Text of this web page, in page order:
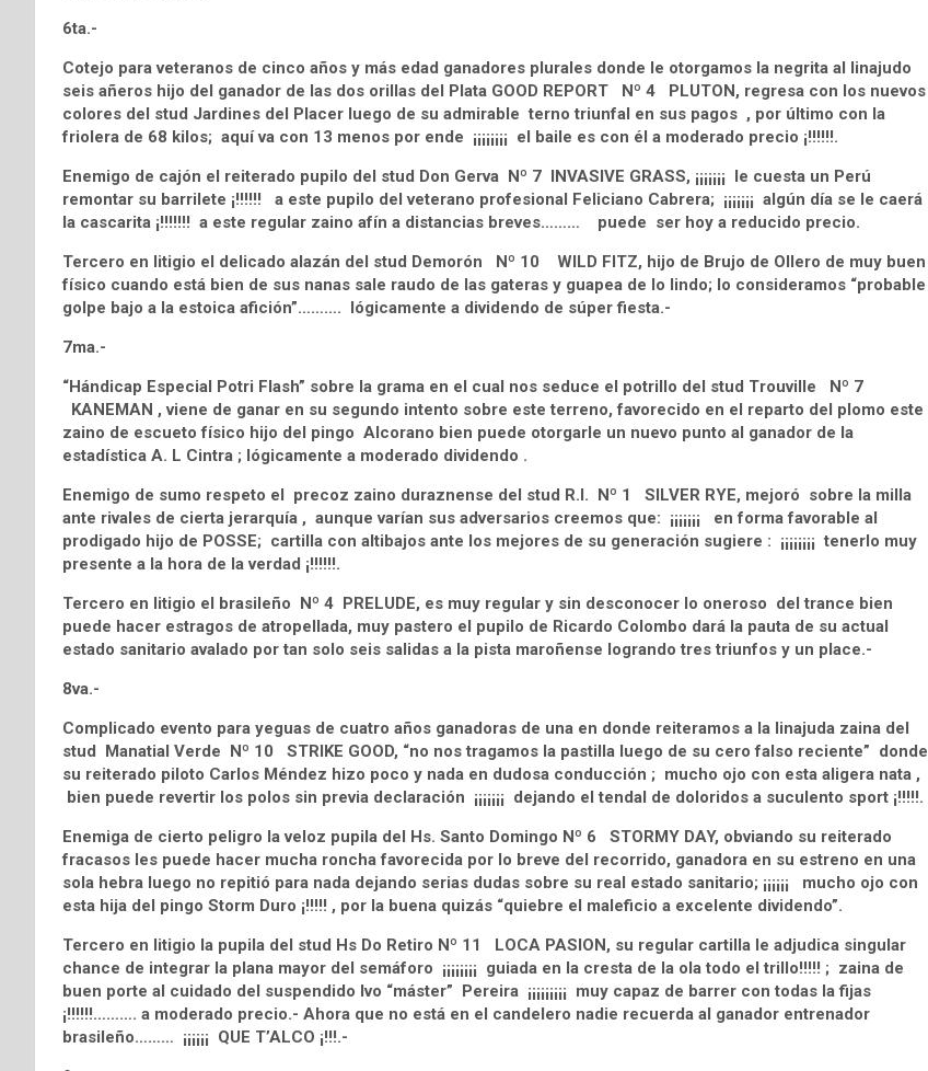
6ta.-
Cotejo para veteranos de cinco años y más edad ganadores plurales donde le otorgamos la negrita al linajudo
seis añeros hijo del ganador de las dos orillas del Plata GOOD REPORT Nº 4 PLUTON, regresa con los nuevos
colores del stud Jardines del Placer luego de su admirable terno triunfal en sus pagos , por último con la
friolera de 68 kilos; aquí va con 13 menos por ende ¡¡¡¡¡¡¡¡ el baile es con él a moderado precio ¡!!!!!!.
Enemigo de cajón el reiterado pupilo del stud Don Gerva Nº 7 INVASIVE GRASS, ¡¡¡¡¡¡¡ le cuesta un Perú
remontar su barrilete ¡!!!!!! a este pupilo del veterano profesional Feliciano Cabrera; ¡¡¡¡¡¡¡ algún día se le caerá
la cascarita ¡!!!!!!! a este regular zaino afín a distancias breves……… puede ser hoy a reducido precio.
Tercero en litigio el delicado alazán del stud Demorón Nº 10 WILD FITZ, hijo de Brujo de Ollero de muy buen
físico cuando está bien de sus nanas sale raudo de las gateras y guapea de lo lindo; lo consideramos “probable
golpe bajo a la estoica afición”………. lógicamente a dividendo de súper fiesta.-
7ma.-
“Hándicap Especial Potri Flash” sobre la grama en el cual nos seduce el potrillo del stud Trouville Nº 7
KANEMAN , viene de ganar en su segundo intento sobre este terreno, favorecido en el reparto del plomo este
zaino de escueto físico hijo del pingo Alcorano bien puede otorgarle un nuevo punto al ganador de la
estadística A. L Cintra ; lógicamente a moderado dividendo .
Enemigo de sumo respeto el precoz zaino duraznense del stud R.I. Nº 1 SILVER RYE, mejoró sobre la milla
ante rivales de cierta jerarquía , aunque varían sus adversarios creemos que: ¡¡¡¡¡¡¡ en forma favorable al
prodigado hijo de POSSE; cartilla con altibajos ante los mejores de su generación sugiere : ¡¡¡¡¡¡¡¡ tenerlo muy
presente a la hora de la verdad ¡!!!!!!.
Tercero en litigio el brasileño Nº 4 PRELUDE, es muy regular y sin desconocer lo oneroso del trance bien
puede hacer estragos de atropellada, muy pastero el pupilo de Ricardo Colombo dará la pauta de su actual
estado sanitario avalado por tan solo seis salidas a la pista maroñense logrando tres triunfos y un place.-
8va.-
Complicado evento para yeguas de cuatro años ganadoras de una en donde reiteramos a la linajuda zaina del
stud Manatial Verde Nº 10 STRIKE GOOD, “no nos tragamos la pastilla luego de su cero falso reciente” donde
su reiterado piloto Carlos Méndez hizo poco y nada en dudosa conducción ; mucho ojo con esta aligera nata ,
bien puede revertir los polos sin previa declaración ¡¡¡¡¡¡¡ dejando el tendal de doloridos a suculento sport ¡!!!!!.
Enemiga de cierto peligro la veloz pupila del Hs. Santo Domingo Nº 6 STORMY DAY, obviando su reiterado
fracasos les puede hacer mucha roncha favorecida por lo breve del recorrido, ganadora en su estreno en una
sola hebra luego no repitió para nada dejando serias dudas sobre su real estado sanitario; ¡¡¡¡¡¡ mucho ojo con
esta hija del pingo Storm Duro ¡!!!!! , por la buena quizás “quiebre el maleficio a excelente dividendo”.
Tercero en litigio la pupila del stud Hs Do Retiro Nº 11 LOCA PASION, su regular cartilla le adjudica singular
chance de integrar la plana mayor del semáforo ¡¡¡¡¡¡¡¡ guiada en la cresta de la ola todo el trillo!!!!! ; zaina de
buen porte al cuidado del suspendido Ivo “máster” Pereira ¡¡¡¡¡¡¡¡¡ muy capaz de barrer con todas la fijas
¡!!!!!!………. a moderado precio.- Ahora que no está en el candelero nadie recuerda al ganador entrenador
brasileño……… ¡¡¡¡¡¡ QUE T’ALCO ¡!!!.-